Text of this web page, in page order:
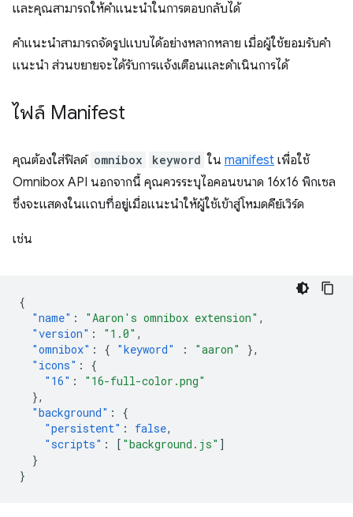
และคุณสามารถให้คำแนะนำในการตอบกลับได้
คำแนะนำสามารถจัดรูปแบบได้อย่างหลากหลาย เมื่อผู้ใช้ยอมรับคำ
แนะนำ ส่วนขยายจะได้รับการแจ้งเตือนและดำเนินการได้
ไฟล์ Manifest
คุณต้องใส่ฟิลด์ omnibox keyword ใน manifest เพื่อใช้
Omnibox API นอกจากนี้ คุณควรระบุไอคอนขนาด 16x16 พิกเซล
ซึ่งจะแสดงในแถบที่อยู่เมื่อแนะนำให้ผู้ใช้เข้าสู่โหมดคีย์เวิร์ด
เช่น
{
"name" : "Aaron's omnibox extension" ,
"version" : "1.0" ,
"omnibox" : { "keyword" : "aaron"
},
"icons" :
{
"16" :
"16-full-color.png"
},
"background" :
{
"persistent" : false,
"scripts" : [ "background.js" ]
}
}